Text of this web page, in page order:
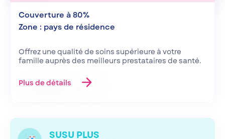
Couverture à 80%
Zone : pays de résidence
Offrez une qualité de soins supérieure à votre
famille auprès des meilleurs prestataires de santé.
Plus de détails arrow_forward
SUSU PLUS